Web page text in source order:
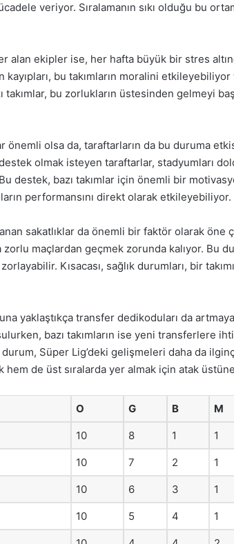
veriyor. Sıralamanın sıkı olduğu bu
alan ekipler ise, her hafta büyük bir stres
bu takımların moralini
bu zorlukların üstesinden gelmeyi
önemli olsa da, taraftarların da bu duruma
olmak isteyen taraftarlar, stadyumları
Bu destek, bazı takımlar için önemli bir
performansını direkt olarak etkileyebiliyor.
sakatlıklar da önemli bir faktör olarak öne
zorlu maçlardan geçmek zorunda kalıyor. Bu
Kısacası, sağlık durumları, bir
yaklaştıkça transfer dedikoduları da artmaya
bazı takımların ise yeni transferlere
durum, Süper Lig’deki gelişmeleri daha da
hem de üst sıralarda yer almak için atak
O G B M
10 8 1 1
10 7 2 1
10 6 3 1
10 5 4 1